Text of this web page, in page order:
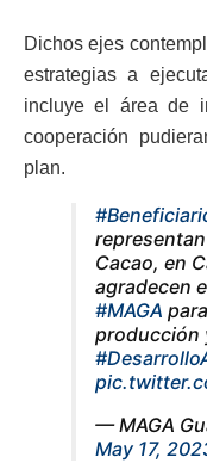
Dichos ejes
estrategias a
incluye el área de
cooperación
plan.
Cacao, en
agradecen
#MAGA
producción
— MAGA
May 17,